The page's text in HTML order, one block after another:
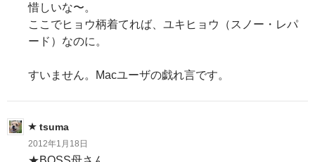
惜しいな〜。
ここでヒョウ柄着てれば、ユキヒョウ（スノー・レパ
ード）なのに。
すいません。Macユーザの戯れ言です。
tsuma
2012年1月18日